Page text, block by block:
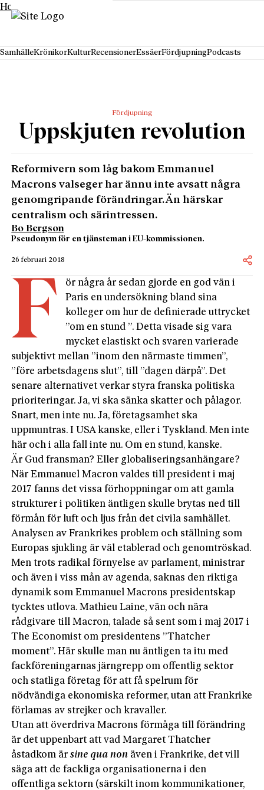
Hoppa till innehåll
SamhälleKrönikorKulturRecensionerEssäerFördjupningPodcasts
Fördjupning
Uppskjuten revolution
Reformivern som låg bakom Emmanuel
Macrons valseger har ännu inte avsatt några
genomgripande förändringar. Än härskar
centralism och särintressen.
Bo Bergson
Pseudonym för en tjänsteman i EU-kommissionen.
26 februari 2018
F
ör några år sedan gjorde en god vän i
Paris en undersökning bland sina
kolleger om hur de definierade uttrycket
”om en stund ”. Detta visade sig vara
mycket elastiskt och svaren varierade
subjektivt mellan ”inom den närmaste timmen”,
”före arbetsdagens slut”, till ”dagen därpå”. Det
senare alternativet verkar styra franska politiska
prioriteringar. Ja, vi ska sänka skatter och pålagor.
Snart, men inte nu. Ja, företagsamhet ska
uppmuntras. I USA kanske, eller i Tyskland. Men inte
här och i alla fall inte nu. Om en stund, kanske.
Är Gud fransman? Eller globaliseringsanhängare?
När Emmanuel Macron valdes till president i maj
2017 fanns det vissa förhoppningar om att gamla
strukturer i politiken äntligen skulle brytas ned till
förmån för luft och ljus från det civila samhället.
Analysen av Frankrikes problem och ställning som
Europas sjukling är väl etablerad och genomtröskad.
Men trots radikal förnyelse av parlament, ministrar
och även i viss mån av agenda, saknas den riktiga
dynamik som Emmanuel Macrons presidentskap
tycktes utlova. Mathieu Laine, vän och nära
rådgivare till Macron, talade så sent som i maj 2017 i
The Economist om presidentens ”Thatcher
moment”. Här skulle man nu äntligen ta itu med
fackföreningarnas järngrepp om offentlig sektor
och statliga företag för att få spelrum för
nödvändiga ekonomiska reformer, utan att Frankrike
förlamas av strejker och kravaller.
Utan att överdriva Macrons förmåga till förändring
är det uppenbart att vad Margaret Thatcher
åstadkom ärsine qua non även i Frankrike, det vill
säga att de fackliga organisationerna i den
offentliga sektorn (särskilt inom kommunikationer,